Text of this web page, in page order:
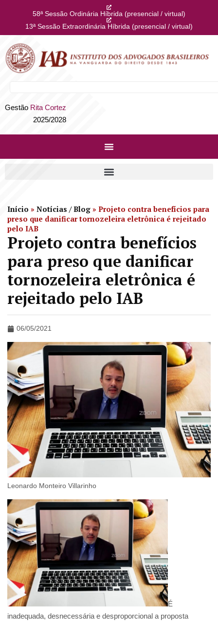
58ª Sessão Ordinária Híbrida (presencial / virtual)
13ª Sessão Extraordinária Híbrida (presencial / virtual)
Gestão Rita Cortez
2025/2028
Início » Notícias / Blog » Projeto contra benefícios para
preso que danificar tornozeleira eletrônica é rejeitado
pelo IAB
Projeto contra benefícios
para preso que danificar
tornozeleira eletrônica é
rejeitado pelo IAB
06/05/2021
Leonardo Monteiro Villarinho
É
inadequada, desnecessária e desproporcional a proposta